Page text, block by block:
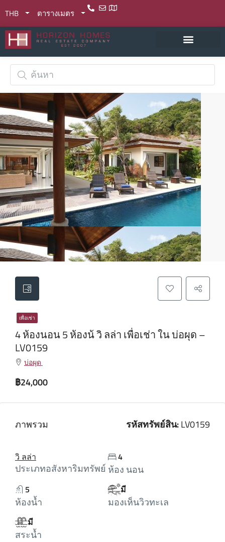
THB ตารางเมตร
เพื่อเช่า
4 ห้องนอน 5 ห้องน้ วิ ลล่า เพื่อเช่า ใน บ่อผุด –
LV0159
บ่อผุด
฿24,000
ภาพรวม รหัสทรัพย์สิน:LV0159
วิ ลล่า
ประเภทอสังหาริมทรัพย์
4
ห้อง นอน
5
ห้องน้ำ
มี
มองเห็นวิวทะเล
มี
สระน้ำ